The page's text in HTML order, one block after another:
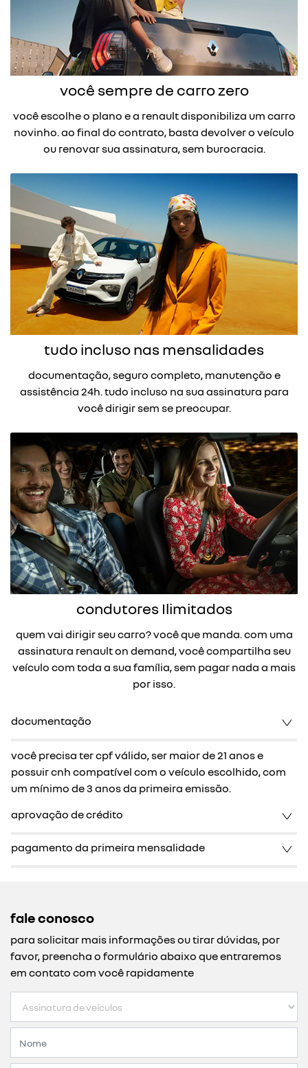
o serviço de carro por
assinatura da renault
chegou o renault on demand, o serviço de assinatura
da renault.
incluindo documentação, seguro completo,
essa inovação está disponível para você quando e
onde precisar, basta escolher o plano que mais se
adapta ao seu estilo de vida.você que manda, é on
demand.
vantagens e benefícios